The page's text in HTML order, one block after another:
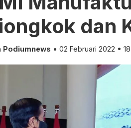
dan
Podiumnews • 02 Februari 2022 •